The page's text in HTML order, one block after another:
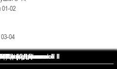
, девушки
1, 05-06 марта 2026 г., г. Гомель,
Брест
гг.р. Дивизион I
гг.р. Дивизион I
гг.р. Дивизион II
гг.р. Дивизион II
гг.р. Дивизион I
гг.р. Дивизион II
гг.р. Дивизион II
гг.р. Дивизион I
гг.р. Дивизион I
U-14 U-14
01-02
03-04